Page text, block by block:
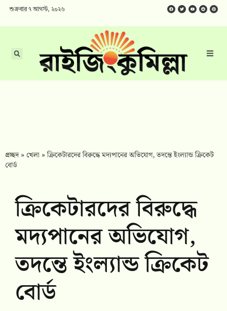
শুক্রবার ৭ আগস্ট, ২০২৬
প্রচ্ছদ» খেলা »ক্রিকেটারদের বিরুদ্ধে মদ্যপানের অভিযোগ, তদন্তে ইংল্যান্ড ক্রিকেট
বোর্ড
ক্রিকেটারদের বিরুদ্ধে
মদ্যপানের অভিযোগ,
তদন্তে ইংল্যান্ড ক্রিকেট
বোর্ড